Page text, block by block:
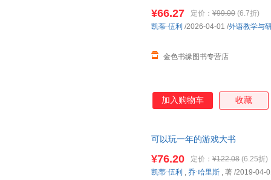
¥66.27 定价： ¥99.00 (6.7折)
金色书缘图书专营店
凯蒂·伍利 /2026-04-01 /外语教学与
加入购物车 收藏
可以玩一年的游戏大书
¥76.20 定价： ¥122.08 (6.25折)
凯蒂·伍利 , 乔·哈里斯 , 著 /2019-04-